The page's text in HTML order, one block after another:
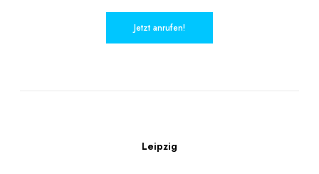
Jetzt anrufen!
Leipzig